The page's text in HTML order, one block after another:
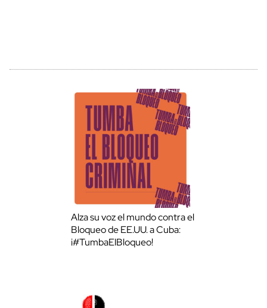
Alza su voz el mundo contra el
Bloqueo de EE.UU. a Cuba:
¡#TumbaElBloqueo!